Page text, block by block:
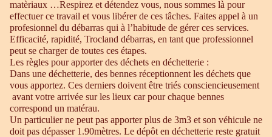
matèriaux …Respirez et détendez vous, nous sommes là pour
effectuer ce travail et vous libérer de ces tâches. Faites appel à un
profesionnel du débarras qui à l’habitude de gérer ces services.
Efficacité, rapidité, Trocland débarras, en tant que professionnel
peut se charger de toutes ces étapes.
Les règles pour apporter des déchets en déchetterie :
Dans une déchetterie, des bennes réceptionnent les déchets que
vous apportez. Ces derniers doivent être triés consciencieusement
avant votre arrivée sur les lieux car pour chaque bennes
correspond un matérau.
Un particulier ne peut pas apporter plus de 3m3 et son véhicule ne
doit pas dépasser 1.90mètres. Le dépôt en déchetterie reste gratuit